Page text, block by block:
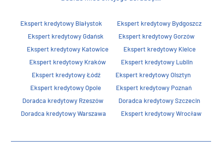
Ekspert kredytowy Białystok
Ekspert kredytowy Bydgoszcz
Ekspert kredytowy Gdańsk
Ekspert kredytowy Gorzów
Ekspert kredytowy Katowice
Ekspert kredytowy Kielce
Ekspert kredytowy Kraków
Ekspert kredytowy Lublin
Ekspert kredytowy Łódź
Ekspert kredytowy Olsztyn
Ekspert kredytowy Opole
Ekspert kredytowy Poznań
Doradca kredytowy Rzeszów
Doradca kredytowy Szczecin
Doradca kredytowy Warszawa
Ekspert kredytowy Wrocław